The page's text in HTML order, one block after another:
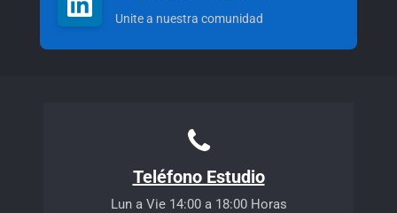
Unite a nuestra comunidad
Teléfono Estudio
Lun a Vie 14:00 a 18:00 Horas